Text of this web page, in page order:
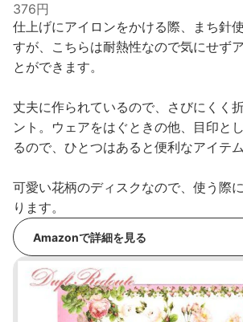
376円
仕上げにアイロンをかける際、まち針
すが、こちらは耐熱性なので気にせず
とができます。
丈夫に作られているので、さびにくく
ント。ウェアをはぐときの他、目印と
るので、ひとつはあると便利なアイテム
可愛い花柄のディスクなので、使う際
ります。
Amazonで詳細を見る